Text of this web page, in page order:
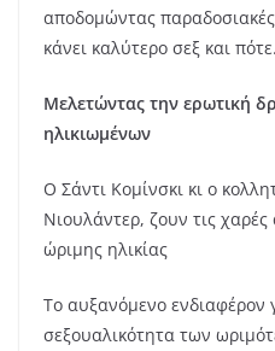
αποδομώντας παραδοσιακές
κάνει καλύτερο σεξ και πότε.
Μελετώντας την ερωτική
ηλικιωμένων
Ο Σάντι Κομίνσκι κι ο
Νιουλάντερ, ζουν τις
ώριμης ηλικίας
Το αυξανόμενο ενδιαφέρον
σεξουαλικότητα των